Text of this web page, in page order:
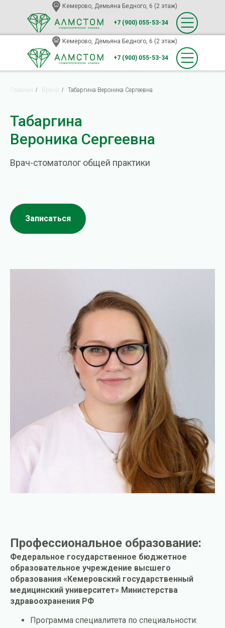
+7 (900) 055-53-34
Кемерово, Демьяна Бедного, 6 (2 этаж)
+7 (900) 055-53-34
Кемерово, Демьяна Бедного, 6 (2 этаж)
Главная / Врачи / Табаргина Вероника Сергеевна
Табаргина
Вероника Сергеевна
Врач-стоматолог общей практики
Записаться
Профессиональное образование:
Федеральное государственное бюджетное
образовательное учреждение высшего
образования «Кемеровский государственный
медицинский университет» Министерства
здравоохранения РФ
Программа специалитета по специальности: